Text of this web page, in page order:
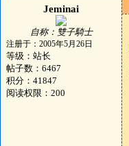
Jeminai
自称：雙子騎士
注册于：2005年5月26日
等级：站长
帖子数：6467
积分：41847
阅读权限：200